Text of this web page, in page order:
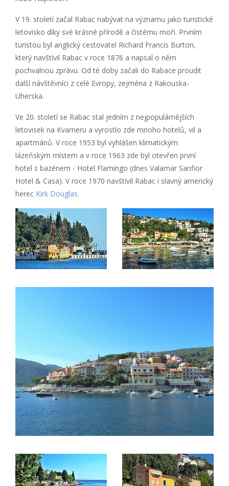
V 19. století začal Rabac nabývat na významu jako turistické
letovisko díky své krásné přírodě a čistému moři. Prvním
turistou byl anglický cestovatel Richard Francis Burton,
který navštívil Rabac v roce 1876 a napsal o něm
pochvalnou zprávu. Od té doby začali do Rabace proudit
další návštěvníci z celé Evropy, zejména z Rakouska-
Uherska.
Ve 20. století se Rabac stal jedním z nejpopulárnějších
letovisek na Kvarneru a vyrostlo zde mnoho hotelů, vil a
apartmánů. V roce 1953 byl vyhlášen klimatickým
lázeňským místem a v roce 1963 zde byl otevřen první
hotel s bazénem - Hotel Flamingo (dnes Valamar Sanfior
Hotel & Casa). V roce 1970 navštívil Rabac i slavný americký
herec Kirk Douglas.